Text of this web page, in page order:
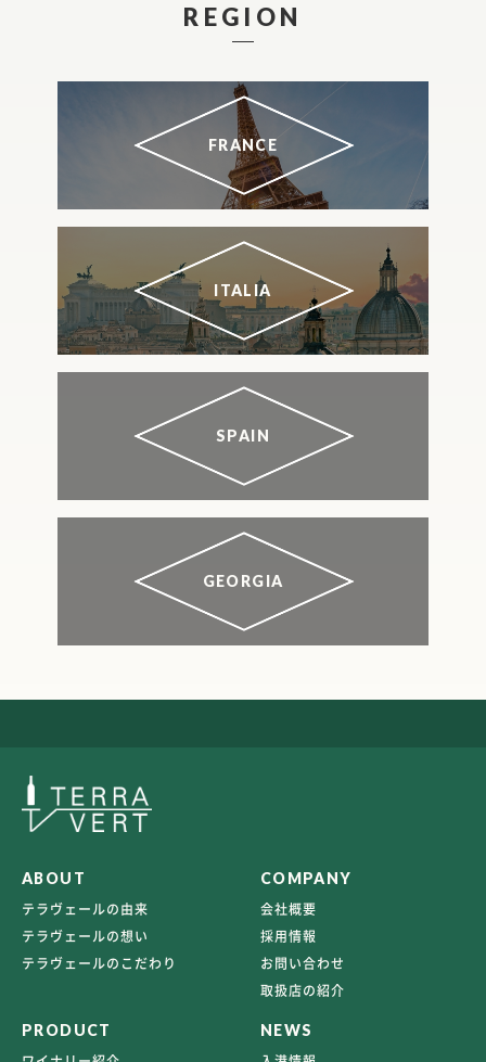
REGION
FRANCE
ITALIA
SPAIN
GEORGIA
ABOUT
テラヴェールの由来
テラヴェールの想い
テラヴェールのこだわり
COMPANY
会社概要
採用情報
お問い合わせ
取扱店の紹介
PRODUCT NEWS